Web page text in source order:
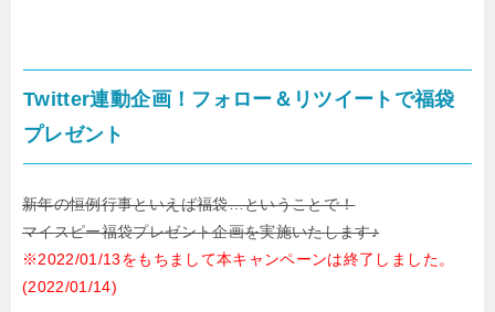
Twitter連動企画！フォロー＆リツイートで福袋
プレゼント
新年の恒例行事といえば福袋…ということで！
マイスピー福袋プレゼント企画を実施いたします♪
※2022/01/13をもちまして本キャンペーンは終了しました。
(2022/01/14)